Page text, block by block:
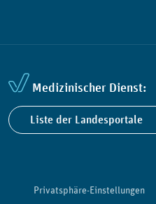
Medizinischer Dienst:
Liste der Landesportale
Privatsphäre-Einstellungen